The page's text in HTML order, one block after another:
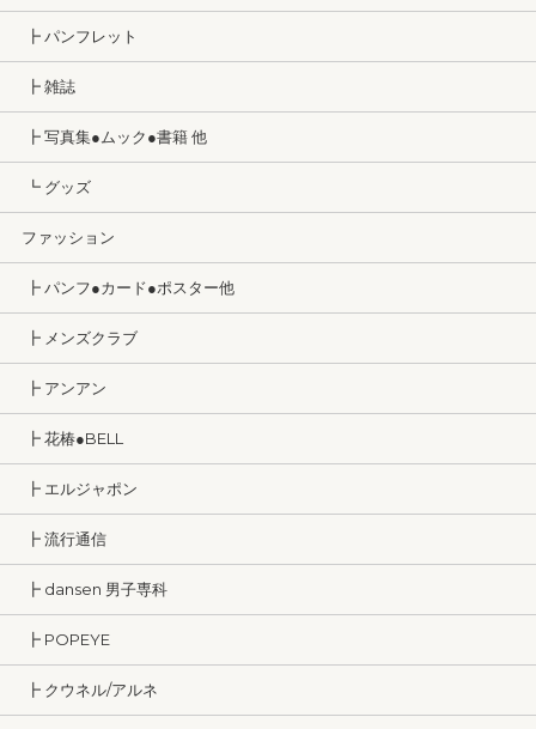
┣ パンフレット
┣ 雑誌
┣ 写真集●ムック●書籍 他
┗ グッズ
ファッション
┣ パンフ●カード●ポスター他
┣ メンズクラブ
┣ アンアン
┣ 花椿●BELL
┣ エルジャポン
┣ 流行通信
┣ dansen 男子専科
┣ POPEYE
┣ クウネル/アルネ